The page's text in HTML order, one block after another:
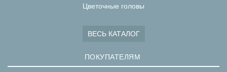
Цветочные головы
ВЕСЬ КАТАЛОГ
ПОКУПАТЕЛЯМ